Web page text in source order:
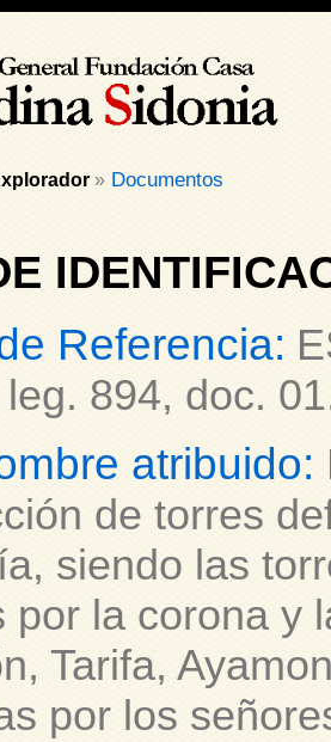
» Documentos
Referencia:
894, doc.
atribuido:
de torres
siendo las
por la corona y
Tarifa,
por los